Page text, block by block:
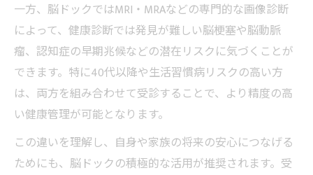
一方、脳ドックではMRI・MRAなどの専門的な画像診断
によって、健康診断では発見が難しい脳梗塞や脳動脈
瘤、認知症の早期兆候などの潜在リスクに気づくことが
できます。特に40代以降や生活習慣病リスクの高い方
は、両方を組み合わせて受診することで、より精度の高
い健康管理が可能となります。
この違いを理解し、自身や家族の将来の安心につなげる
ためにも、脳ドックの積極的な活用が推奨されます。受